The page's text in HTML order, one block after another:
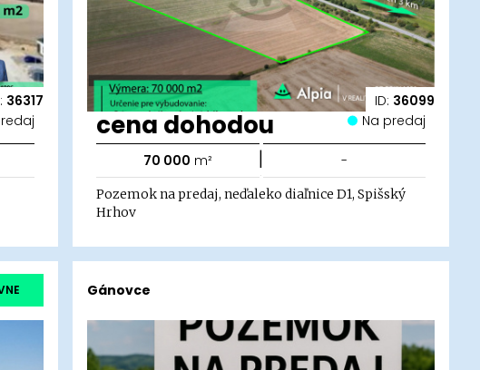
36317 ID: 36099
cena dohodou Na predaj
70 000 m² | -
Pozemok na predaj, neďaleko diaľnice D1, Spišský
Hrhov
Gánovce